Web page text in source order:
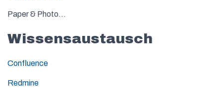
Paper & Photo…
Wissensaustausch
Confluence
Redmine